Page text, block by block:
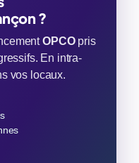
?
OPCOpris
En intra-
vos locaux.